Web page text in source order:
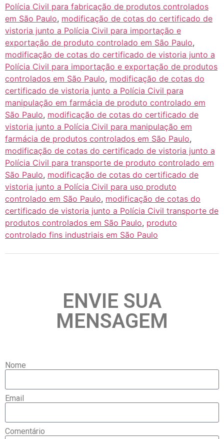
Polícia Civil para fabricação de produtos controlados
em São Paulo, modificação de cotas do certificado de
vistoria junto a Polícia Civil para importação e
exportação de produto controlado em São Paulo,
modificação de cotas do certificado de vistoria junto a
Polícia Civil para importação e exportação de produtos
controlados em São Paulo, modificação de cotas do
certificado de vistoria junto a Polícia Civil para
manipulação em farmácia de produto controlado em
São Paulo, modificação de cotas do certificado de
vistoria junto a Polícia Civil para manipulação em
farmácia de produtos controlados em São Paulo,
modificação de cotas do certificado de vistoria junto a
Polícia Civil para transporte de produto controlado em
São Paulo, modificação de cotas do certificado de
vistoria junto a Polícia Civil para uso produto
controlado em São Paulo, modificação de cotas do
certificado de vistoria junto a Polícia Civil transporte de
produtos controlados em São Paulo, produto
controlado fins industriais em São Paulo
ENVIE SUA
MENSAGEM
Nome
Email
Comentário